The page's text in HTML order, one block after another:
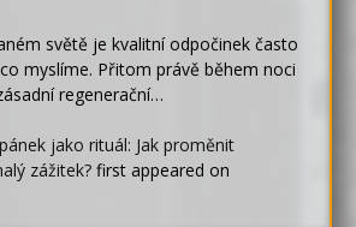
světě je kvalitní odpočinek často
myslíme. Přitom právě během noci
regenerační…
jako rituál: Jak proměnit
zážitek? first appeared on